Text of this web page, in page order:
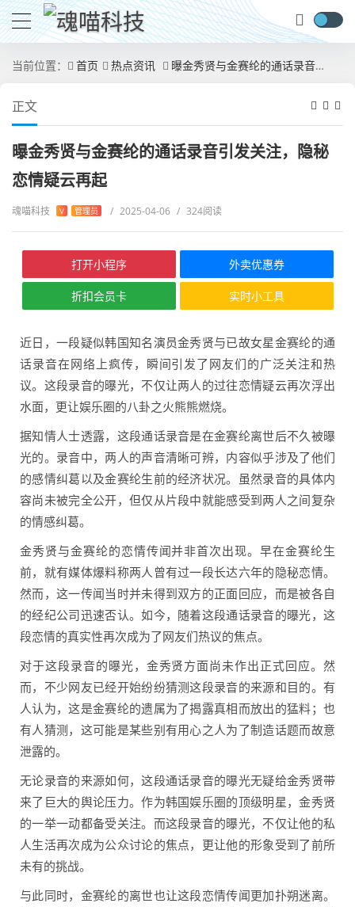
当前位置： 首页 热点资讯 曝金秀贤与金赛纶的通话录音引发关注，隐秘恋情疑云再起
正文
曝金秀贤与金赛纶的通话录音引发关注，隐秘
恋情疑云再起
魂喵科技 V 管理员 / 2025-04-06 / 324阅读
打开小程序 外卖优惠券
折扣会员卡 实时小工具
近日，一段疑似韩国知名演员金秀贤与已故女星金赛纶的通
话录音在网络上疯传，瞬间引发了网友们的广泛关注和热
议。这段录音的曝光，不仅让两人的过往恋情疑云再次浮出
水面，更让娱乐圈的八卦之火熊熊燃烧。
据知情人士透露，这段通话录音是在金赛纶离世后不久被曝
光的。录音中，两人的声音清晰可辨，内容似乎涉及了他们
的感情纠葛以及金赛纶生前的经济状况。虽然录音的具体内
容尚未被完全公开，但仅从片段中就能感受到两人之间复杂
的情感纠葛。
金秀贤与金赛纶的恋情传闻并非首次出现。早在金赛纶生
前，就有媒体爆料称两人曾有过一段长达六年的隐秘恋情。
然而，这一传闻当时并未得到双方的正面回应，而是被各自
的经纪公司迅速否认。如今，随着这段通话录音的曝光，这
段恋情的真实性再次成为了网友们热议的焦点。
对于这段录音的曝光，金秀贤方面尚未作出正式回应。然
而，不少网友已经开始纷纷猜测这段录音的来源和目的。有
人认为，这是金赛纶的遗属为了揭露真相而放出的猛料；也
有人猜测，这可能是某些别有用心之人为了制造话题而故意
泄露的。
无论录音的来源如何，这段通话录音的曝光无疑给金秀贤带
来了巨大的舆论压力。作为韩国娱乐圈的顶级明星，金秀贤
的一举一动都备受关注。而这段录音的曝光，不仅让他的私
人生活再次成为公众讨论的焦点，更让他的形象受到了前所
未有的挑战。
与此同时，金赛纶的离世也让这段恋情传闻更加扑朔迷离。